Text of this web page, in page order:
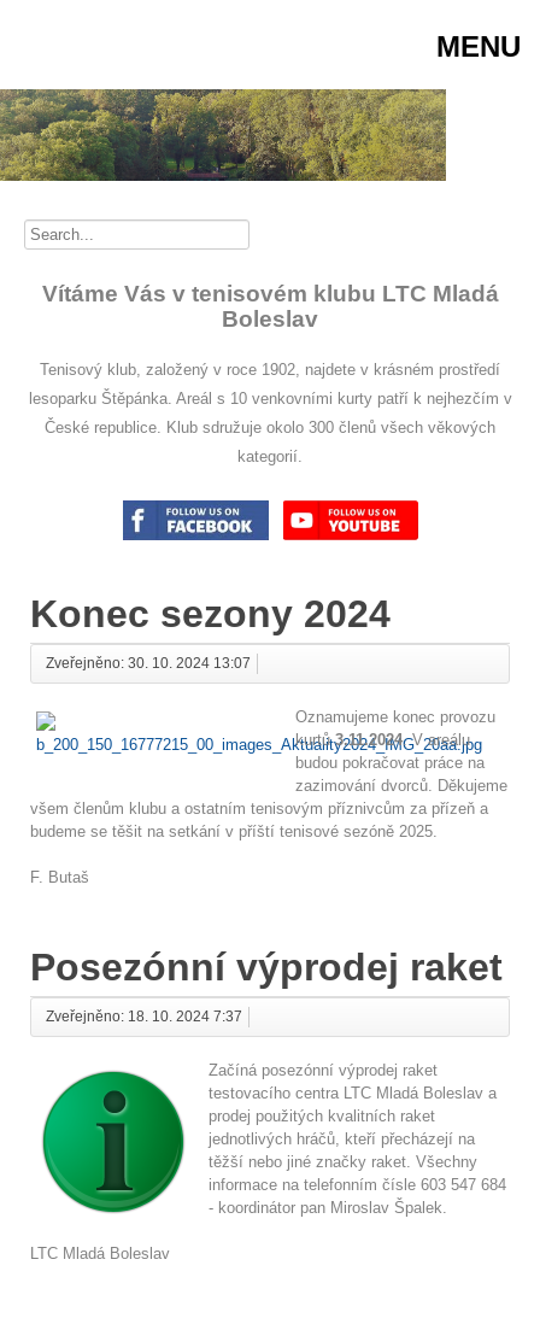
MENU
Vítáme Vás v tenisovém klubu LTC Mladá
Boleslav
Tenisový klub, založený v roce 1902, najdete v krásném prostředí
lesoparku Štěpánka. Areál s 10 venkovními kurty patří k nejhezčím v
České republice. Klub sdružuje okolo 300 členů všech věkových
kategorií.
Konec sezony 2024
Zveřejněno: 30. 10. 2024 13:07
Oznamujeme konec provozu
kurtů3.11.2024. V areálu
budou pokračovat práce na
zazimování dvorců. Děkujeme
všem členům klubu a ostatním tenisovým příznivcům za přízeň a
budeme se těšit na setkání v příští tenisové sezóně 2025.
F. Butaš
Posezónní výprodej raket
Zveřejněno: 18. 10. 2024 7:37
Začíná posezónní výprodej raket
testovacího centra LTC Mladá Boleslav a
prodej použitých kvalitních raket
jednotlivých hráčů, kteří přecházejí na
těžší nebo jiné značky raket. Všechny
informace na telefonním čísle 603 547 684
- koordinátor pan Miroslav Špalek.
LTC Mladá Boleslav